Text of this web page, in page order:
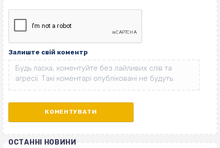
Залиште свій коментр
ОСТАННІ НОВИНИ